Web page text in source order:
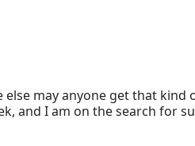
may anyone get that
and I am on the search for